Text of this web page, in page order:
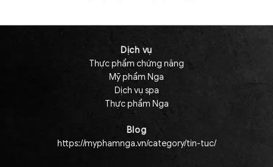
Dịch vụ
Thực phẩm chứng năng
Mỹ phẩm Nga
Dịch vụ spa
Thực phẩm Nga
Blog
https://myphamnga.vn/category/tin-tuc/